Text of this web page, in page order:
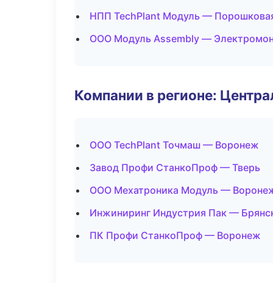
НПП TechPlant Модуль —
ООО Модуль Assembly —
Компании в регионе:
ООО TechPlant Точмаш — Воронеж
Завод Профи СтанкоПроф — Тверь
ООО Мехатроника Модуль —
Инжиниринг Индустрия Пак —
ПК Профи СтанкоПроф — Воронеж